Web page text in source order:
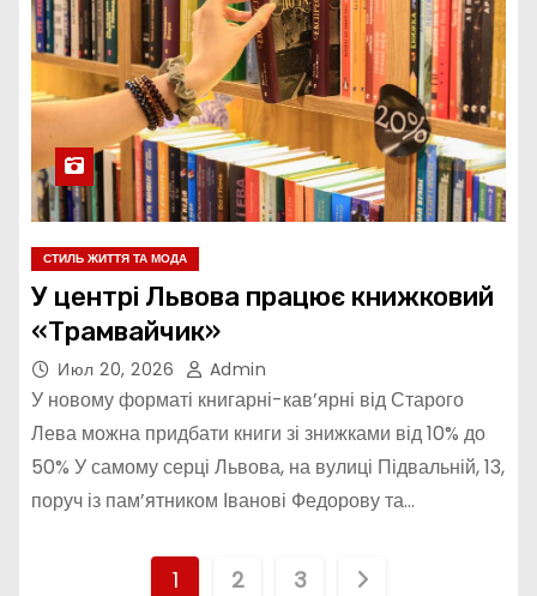
СТИЛЬ ЖИТТЯ ТА МОДА
У центрі Львова працює книжковий
«Трамвайчик»
Июл 20, 2026 Admin
У новому форматі книгарні-кав’ярні від Старого
Лева можна придбати книги зі знижками від 10% до
50% У самому серці Львова, на вулиці Підвальній, 13,
поруч із пам’ятником Іванові Федорову та…
1 2 3